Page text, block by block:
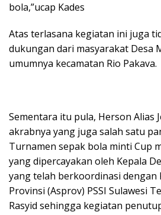
bola,”ucap Kades
Atas terlasana kegiatan ini juga
dukungan dari masyarakat Desa
umumnya kecamatan Rio Pakava.
Sementara itu pula, Herson Alias
akrabnya yang juga salah satu
Turnamen sepak bola minti Cup
yang dipercayakan oleh Kepala
yang telah berkoordinasi dengan
Provinsi (Asprov) PSSI Sulawesi
Rasyid sehingga kegiatan